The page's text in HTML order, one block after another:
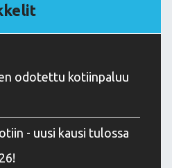
odotettu kotiinpaluu
- uusi kausi tulossa